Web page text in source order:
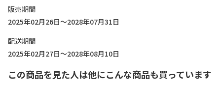
販売期間
2025年02月26日～2028年07月31日
配送期間
2025年02月27日～2028年08月10日
この商品を見た人は他にこんな商品も買っています